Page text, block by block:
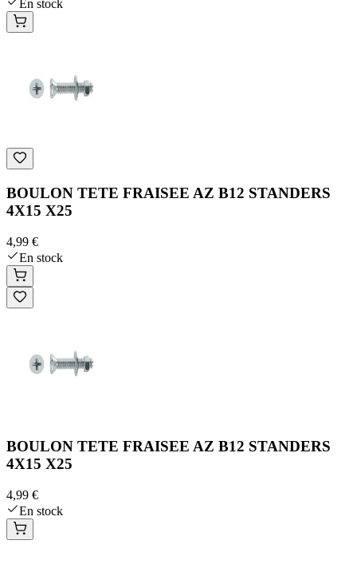
En stock
BOULON TETE FRAISEE AZ B12 STANDERS
4X15 X25
4,99 €
En stock
BOULON TETE FRAISEE AZ B12 STANDERS
4X15 X25
4,99 €
En stock